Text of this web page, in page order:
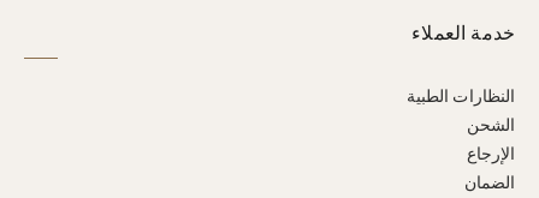
خدمة العملاء
النظارات الطبية
الشحن
الإرجاع
الضمان